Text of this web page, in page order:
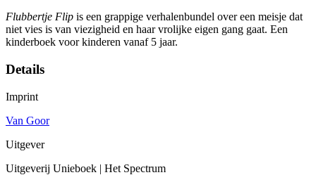
Flubbertje Flip is een grappige verhalenbundel over een meisje dat
niet vies is van viezigheid en haar vrolijke eigen gang gaat. Een
kinderboek voor kinderen vanaf 5 jaar.
Details
Imprint
Van Goor
Uitgever
Uitgeverij Unieboek | Het Spectrum